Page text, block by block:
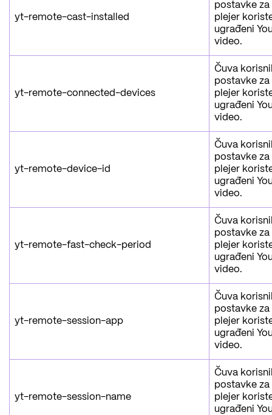
yt-remote-cast-installed
postavke za
plejer
ugrađeni
video.
yt-remote-connected-devices
Čuva
postavke za
plejer
ugrađeni
video.
yt-remote-device-id
Čuva
postavke za
plejer
ugrađeni
video.
yt-remote-fast-check-period
Čuva
postavke za
plejer
ugrađeni
video.
yt-remote-session-app
Čuva
postavke za
plejer
ugrađeni
video.
yt-remote-session-name
Čuva
postavke za
plejer
ugrađeni